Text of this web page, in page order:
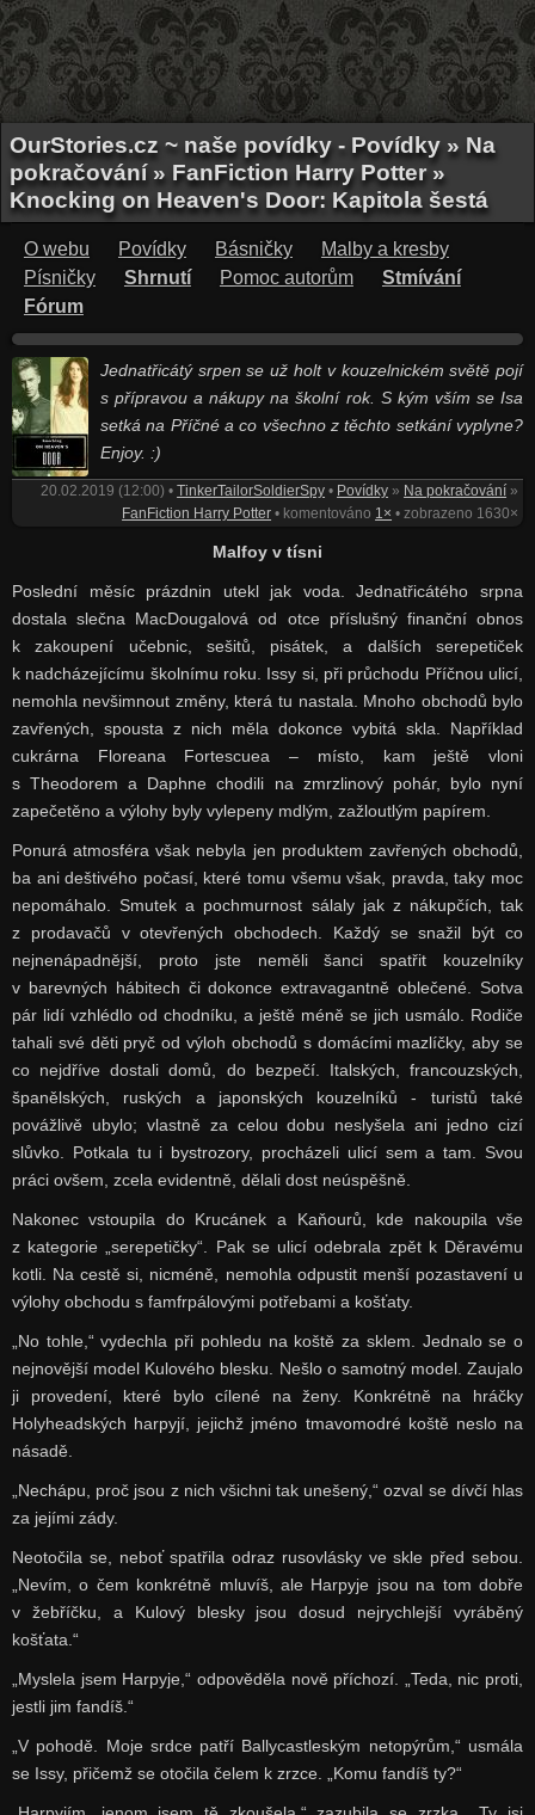
OurStories.cz ~ naše povídky - Povídky » Na
pokračování » FanFiction Harry Potter »
Knocking on Heaven's Door: Kapitola šestá
O webu Povídky Básničky
Malby a kresby
Písničky
Shrnutí Pomoc autorům
Stmívání
Fórum
Jednatřicátý srpen se už holt v kouzelnickém světě pojí
s přípravou a nákupy na školní rok. S kým vším se Isa
setká na Příčné a co všechno z těchto setkání vyplyne?
Enjoy. :)
20.02.2019 (12:00) •TinkerTailorSoldierSpy • Povídky » Na pokračování »
FanFiction Harry Potter • komentováno 1× • zobrazeno 1630×
Malfoy v tísni
Poslední měsíc prázdnin utekl jak voda. Jednatřicátého srpna
dostala slečna MacDougalová od otce příslušný finanční obnos
k zakoupení učebnic, sešitů, pisátek, a dalších serepetiček
k nadcházejícímu školnímu roku. Issy si, při průchodu Příčnou ulicí,
nemohla nevšimnout změny, která tu nastala. Mnoho obchodů bylo
zavřených, spousta z nich měla dokonce vybitá skla. Například
cukrárna Floreana Fortescuea – místo, kam ještě vloni
s Theodorem a Daphne chodili na zmrzlinový pohár, bylo nyní
zapečetěno a výlohy byly vylepeny mdlým, zažloutlým papírem.
Ponurá atmosféra však nebyla jen produktem zavřených obchodů,
ba ani deštivého počasí, které tomu všemu však, pravda, taky moc
nepomáhalo. Smutek a pochmurnost sálaly jak z nákupčích, tak
z prodavačů v otevřených obchodech. Každý se snažil být co
nejnenápadnější, proto jste neměli šanci spatřit kouzelníky
v barevných hábitech či dokonce extravagantně oblečené. Sotva
pár lidí vzhlédlo od chodníku, a ještě méně se jich usmálo. Rodiče
tahali své děti pryč od výloh obchodů s domácími mazlíčky, aby se
co nejdříve dostali domů, do bezpečí. Italských, francouzských,
španělských, ruských a japonských kouzelníků - turistů také
povážlivě ubylo; vlastně za celou dobu neslyšela ani jedno cizí
slůvko. Potkala tu i bystrozory, procházeli ulicí sem a tam. Svou
práci ovšem, zcela evidentně, dělali dost neúspěšně.
Nakonec vstoupila do Krucánek a Kaňourů, kde nakoupila vše
z kategorie „serepetičky“. Pak se ulicí odebrala zpět k Děravému
kotli. Na cestě si, nicméně, nemohla odpustit menší pozastavení u
výlohy obchodu s famfrpálovými potřebami a košťaty.
„No tohle,“ vydechla při pohledu na koště za sklem. Jednalo se o
nejnovější model Kulového blesku. Nešlo o samotný model. Zaujalo
ji provedení, které bylo cílené na ženy. Konkrétně na hráčky
Holyheadských harpyjí, jejichž jméno tmavomodré koště neslo na
násadě.
„Nechápu, proč jsou z nich všichni tak unešený,“ ozval se dívčí hlas
za jejími zády.
Neotočila se, neboť spatřila odraz rusovlásky ve skle před sebou.
„Nevím, o čem konkrétně mluvíš, ale Harpyje jsou na tom dobře
v žebříčku, a Kulový blesky jsou dosud nejrychlejší vyráběný
košťata.“
„Myslela jsem Harpyje,“ odpověděla nově příchozí. „Teda, nic proti,
jestli jim fandíš.“
„V pohodě. Moje srdce patří Ballycastleským netopýrům,“ usmála
se Issy, přičemž se otočila čelem k zrzce. „Komu fandíš ty?“